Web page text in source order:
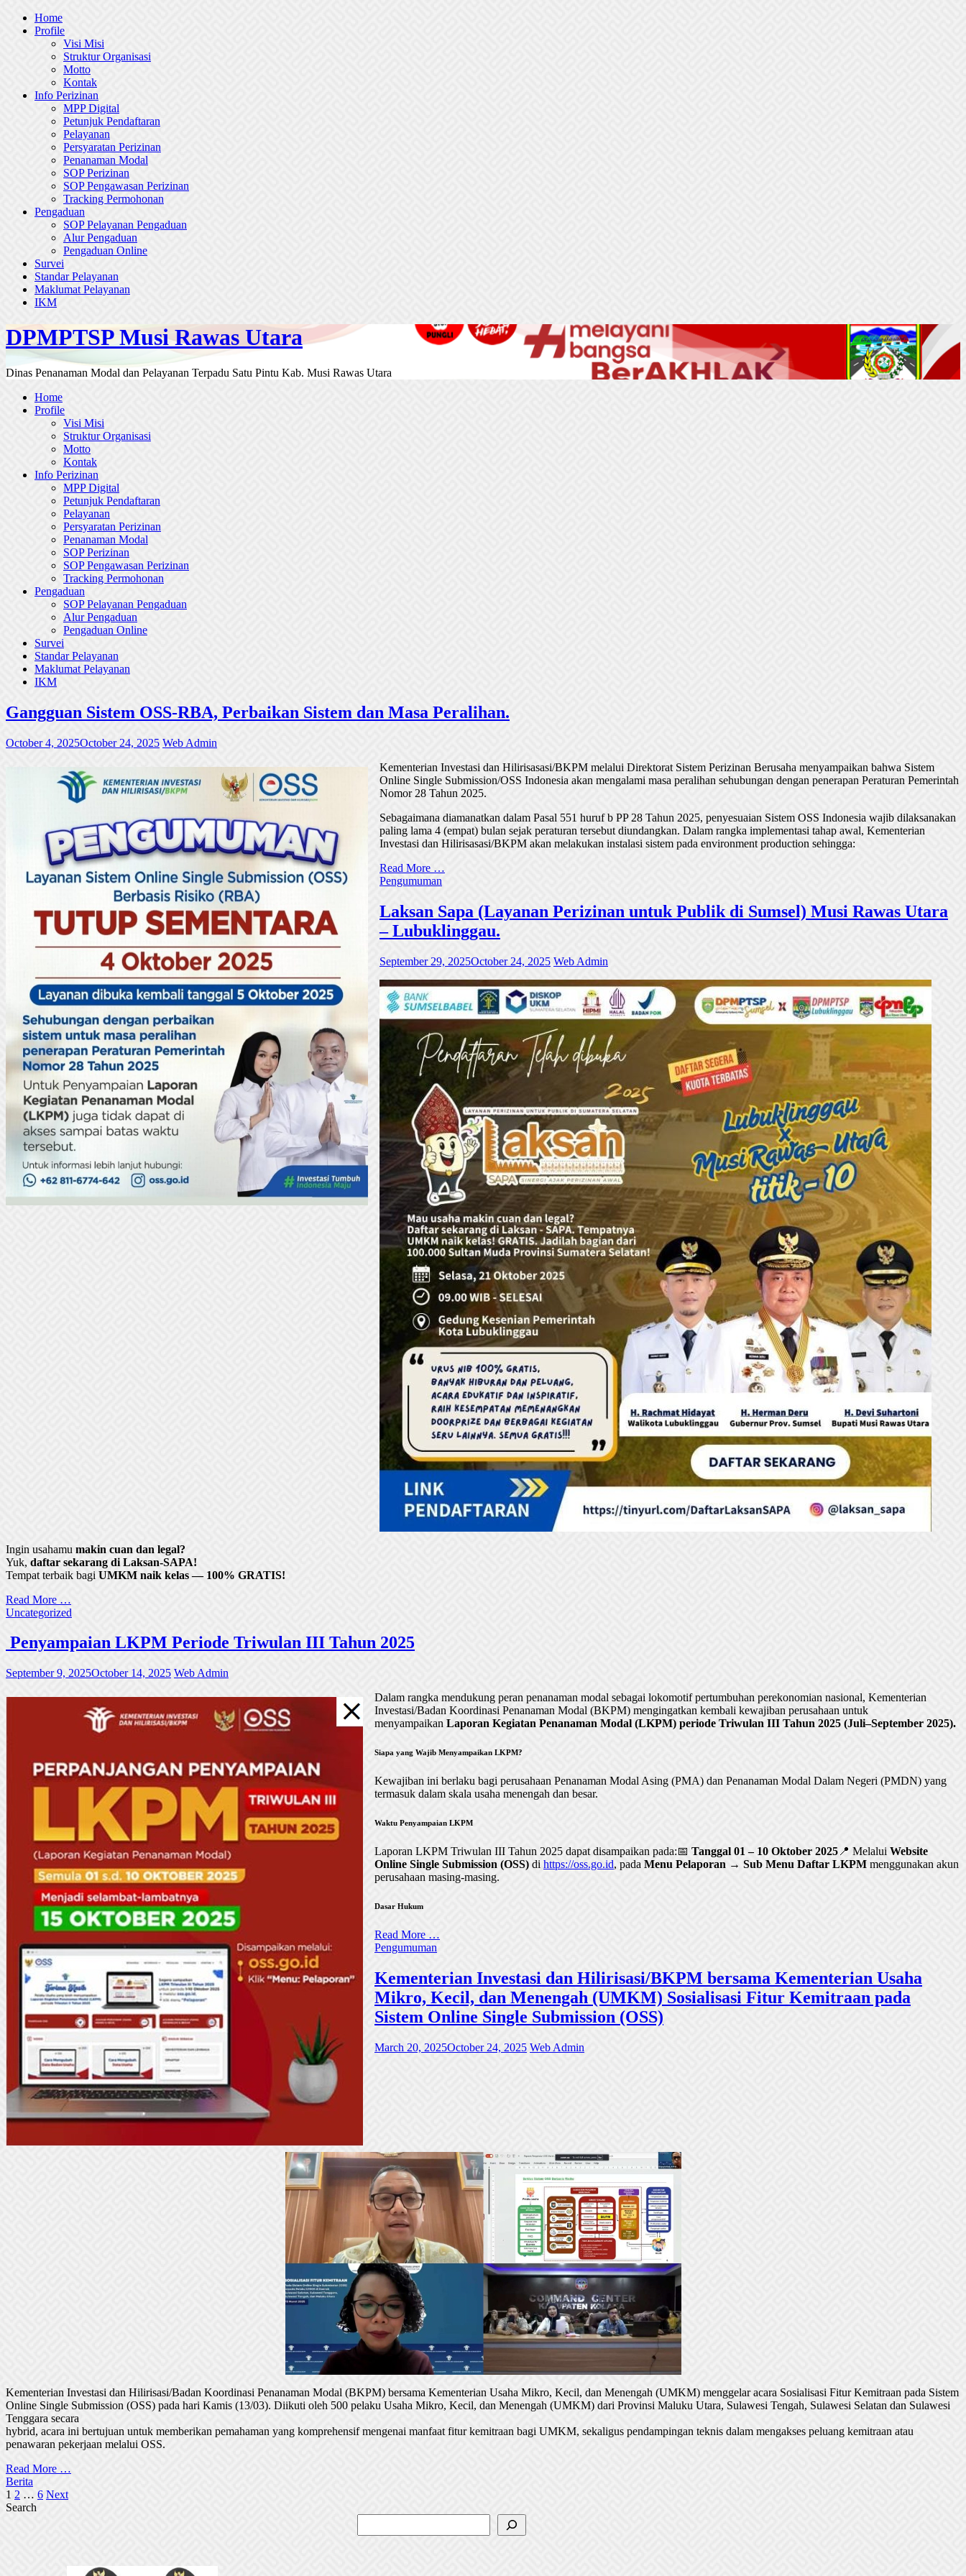
Skip
Home
Profile
Visi Misi
Struktur Organisasi
Motto
Kontak
Info Perizinan
MPP Digital
Petunjuk Pendaftaran
Pelayanan
Persyaratan Perizinan
Penanaman Modal
SOP Perizinan
SOP Pengawasan Perizinan
Tracking Permohonan
Pengaduan
SOP Pelayanan Pengaduan
Alur Pengaduan
Pengaduan Online
Survei
Standar Pelayanan
Maklumat Pelayanan
IKM
DPMPTSP Musi Rawas Utara
Dinas Penanaman Modal dan Pelayanan Terpadu Satu Pintu Kab. Musi Rawas Utara
Home
Profile
Visi Misi
Struktur Organisasi
Motto
Kontak
Info Perizinan
MPP Digital
Petunjuk Pendaftaran
Pelayanan
Persyaratan Perizinan
Penanaman Modal
SOP Perizinan
SOP Pengawasan Perizinan
Tracking Permohonan
Pengaduan
SOP Pelayanan Pengaduan
Alur Pengaduan
Pengaduan Online
Survei
Standar Pelayanan
Maklumat Pelayanan
IKM
Gangguan Sistem OSS-RBA, Perbaikan Sistem dan Masa Peralihan.
October 4, 2025October 24, 2025 Web Admin
Kementerian Investasi dan Hilirisasasi/BKPM melalui Direktorat Sistem Perizinan Berusaha menyampaikan bahwa Sistem
Online Single Submission/OSS Indonesia akan mengalami masa peralihan sehubungan dengan penerapan Peraturan Pemerintah
Nomor 28 Tahun 2025.
Sebagaimana diamanatkan dalam Pasal 551 huruf b PP 28 Tahun 2025, penyesuaian Sistem OSS Indonesia wajib dilaksanakan
paling lama 4 (empat) bulan sejak peraturan tersebut diundangkan. Dalam rangka implementasi tahap awal, Kementerian
Investasi dan Hilirisasasi/BKPM akan melakukan instalasi sistem pada environment production sehingga:
Read More …
Pengumuman
Laksan Sapa (Layanan Perizinan untuk Publik di Sumsel) Musi Rawas Utara
– Lubuklinggau.
September 29, 2025October 24, 2025 Web Admin
Ingin usahamu makin cuan dan legal?
Yuk, daftar sekarang di Laksan-SAPA!
Tempat terbaik bagi UMKM naik kelas — 100% GRATIS!
Read More …
Uncategorized
Penyampaian LKPM Periode Triwulan III Tahun 2025
September 9, 2025October 14, 2025 Web Admin
Dalam rangka mendukung peran penanaman modal sebagai lokomotif pertumbuhan perekonomian nasional, Kementerian
Investasi/Badan Koordinasi Penanaman Modal (BKPM) mengingatkan kembali kewajiban perusahaan untuk
menyampaikan Laporan Kegiatan Penanaman Modal (LKPM) periode Triwulan III Tahun 2025 (Juli–September 2025).
Siapa yang Wajib Menyampaikan LKPM?
Kewajiban ini berlaku bagi perusahaan Penanaman Modal Asing (PMA) dan Penanaman Modal Dalam Negeri (PMDN) yang
termasuk dalam skala usaha menengah dan besar.
Waktu Penyampaian LKPM
Laporan LKPM Triwulan III Tahun 2025 dapat disampaikan pada:📅 Tanggal 01 – 10 Oktober 2025 📍 Melalui Website
Online Single Submission (OSS) di https://oss.go.id, pada Menu Pelaporan → Sub Menu Daftar LKPM menggunakan akun
perusahaan masing-masing.
Dasar Hukum
Read More …
Pengumuman
Kementerian Investasi dan Hilirisasi/BKPM bersama Kementerian Usaha
Mikro, Kecil, dan Menengah (UMKM) Sosialisasi Fitur Kemitraan pada
Sistem Online Single Submission (OSS)
March 20, 2025October 24, 2025 Web Admin
Kementerian Investasi dan Hilirisasi/Badan Koordinasi Penanaman Modal (BKPM) bersama Kementerian Usaha Mikro, Kecil, dan Menengah (UMKM) menggelar acara Sosialisasi Fitur Kemitraan pada Sistem
Online Single Submission (OSS) pada hari Kamis (13/03). Diikuti oleh 500 pelaku Usaha Mikro, Kecil, dan Menengah (UMKM) dari Provinsi Maluku Utara, Sulawesi Tengah, Sulawesi Selatan dan Sulawesi
Tenggara secara
hybrid, acara ini bertujuan untuk memberikan pemahaman yang komprehensif mengenai manfaat fitur kemitraan bagi UMKM, sekaligus pendampingan teknis dalam mengakses peluang kemitraan atau
penawaran pekerjaan melalui OSS.
Read More …
Berita
Posts
pagination
1 2 … 6 Next
Search